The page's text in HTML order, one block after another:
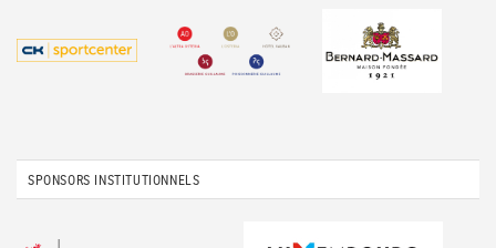
SPONSORS INSTITUTIONNELS